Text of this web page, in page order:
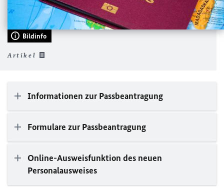
Bildinfo
Artikel
Informationen zur Passbeantragung
Formulare zur Passbeantragung
Online-Ausweisfunktion des neuen
Personalausweises